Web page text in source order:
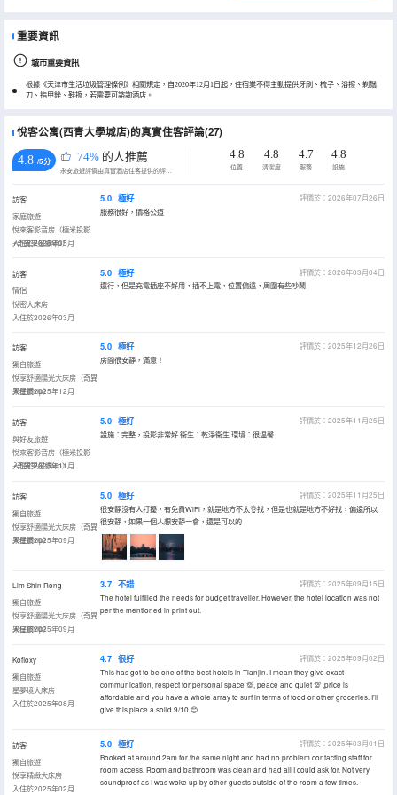
重要資訊
城市重要資訊
根據《天津市生活垃圾管理條例》相關規定，自2020年12月1日起，住宿業不得主動提供牙刷、梳子、浴擦、剃鬚
刀、指甲銼、鞋擦，若需要可諮詢酒店。
悅客公寓(西青大學城店)的真實住客評論(27)
4.8 /5分 74% 的人推薦
永安旅遊評價由真實酒店住客提供的評價。
4.8
位置
4.8
清潔度
4.7
服務
4.8
設施
訪客
家庭旅遊
悅來客影音房（極米投影
+奇異果星鑽vip）
入住於2026年05月
5.0 極好
評價於：2026年07月26日
服務很好，價格公道
訪客
情侶
悅密大床房
入住於2026年03月
5.0 極好
評價於：2026年03月04日
還行，但是充電插座不好用，插不上電，位置偏遠，周圍有些吵鬧
訪客
獨自旅遊
悅享舒適陽光大床房（奇異
果星鑽vip）
入住於2025年12月
5.0 極好
評價於：2025年12月26日
房間很安靜，滿意！
訪客
與好友旅遊
悅來客影音房（極米投影
+奇異果星鑽vip）
入住於2025年11月
5.0 極好
評價於：2025年11月25日
設施：完整，投影非常好 衞生：乾淨衞生 環境：很温馨
訪客
獨自旅遊
悅享舒適陽光大床房（奇異
果星鑽vip）
入住於2025年09月
5.0 極好
評價於：2025年11月25日
很安靜沒有人打擾，有免費WiFi，就是地方不太👌找，但是也就是地方不好找，偏遠所以
很安靜，如果一個人想安靜一會，還是可以的
Lim Shin Rong
獨自旅遊
悅享舒適陽光大床房（奇異
果星鑽vip）
入住於2025年09月
3.7 不錯
評價於：2025年09月15日
The hotel fulfilled the needs for budget traveller. However, the hotel location was not
per the mentioned in print out.
Kofioxy
獨自旅遊
星夢境大床房
入住於2025年08月
4.7 很好
評價於：2025年09月02日
This has got to be one of the best hotels in Tianjin. I mean they give exact
communication, respect for personal space 💯, peace and quiet 💯 ,price is
affordable and you have a whole array to surf in terms of food or other groceries. I’ll
give this place a solid 9/10 😊
訪客
獨自旅遊
悅享精緻大床房
入住於2025年02月
5.0 極好
評價於：2025年03月01日
Booked at around 2am for the same night and had no problem contacting staff for
room access. Room and bathroom was clean and had all I could ask for. Not very
soundproof as I was woke up by other guests outside of the room a few times.